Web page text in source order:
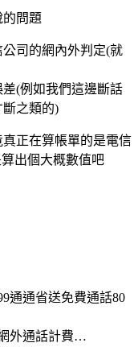
問題
司的網內外判定(就
(例如我們這邊斷話
之類的)
正在算帳單的是電信
出個大概數值吧
通通省送免費通話80
外通話計費…